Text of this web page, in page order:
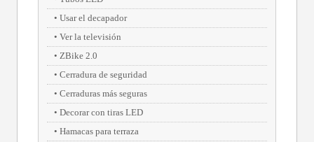
Usar el decapador
Ver la televisión
ZBike 2.0
Cerradura de seguridad
Cerraduras más seguras
Decorar con tiras LED
Hamacas para terraza